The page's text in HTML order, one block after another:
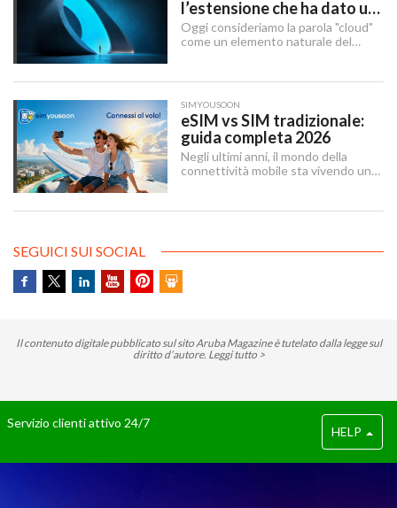
l’estensione che ha dato un
nome al futuro digitale
Oggi consideriamo la parola "cloud"
come un elemento naturale del
smesso di essere solo un concetto
brand globale.
SIMYOUSOON
eSIM vs SIM tradizionale:
guida completa 2026
Negli ultimi anni, il mondo della
connettività mobile sta vivendo una
di embedded SIM — sta sostituendo
approccio più moderno alla gestione
delle linee mobili.
SEGUICI SUI SOCIAL
Il contenuto digitale pubblicato sul sito Aruba Magazine è tutelato dalla legge sul
diritto d’autore. Leggi tutto >
HELP
Servizio clienti attivo 24/7